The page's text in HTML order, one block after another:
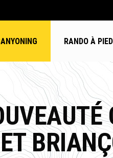
RANDO À PIED